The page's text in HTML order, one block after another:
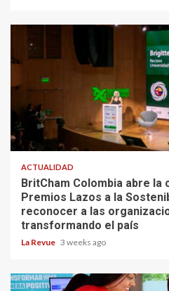
ACTUALIDAD
BritCham Colombia abre
Premios Lazos a la
reconocer a las
transformando el país
La Revue 3 weeks ago